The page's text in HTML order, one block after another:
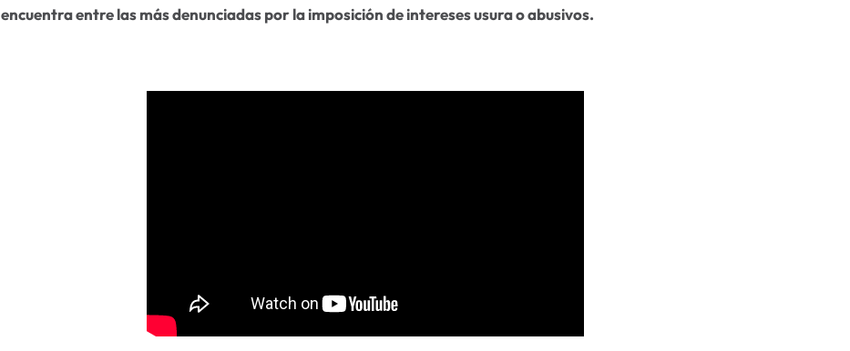
encuentra entre las más denunciadas por la imposición de intereses usura o abusivos.